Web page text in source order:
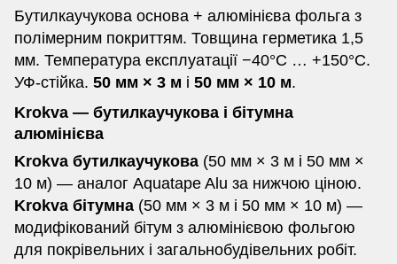
Бутилкаучукова основа + алюмінієва фольга з
полімерним покриттям. Товщина герметика 1,5
мм. Температура експлуатації −40°C … +150°C.
УФ-стійка. 50 мм × 3 м і 50 мм × 10 м.
Krokva — бутилкаучукова і бітумна
алюмінієва
Krokva бутилкаучукова (50 мм × 3 м і 50 мм ×
10 м) — аналог Aquatape Alu за нижчою ціною.
Krokva бітумна (50 мм × 3 м і 50 мм × 10 м) —
модифікований бітум з алюмінієвою фольгою
для покрівельних і загальнобудівельних робіт.